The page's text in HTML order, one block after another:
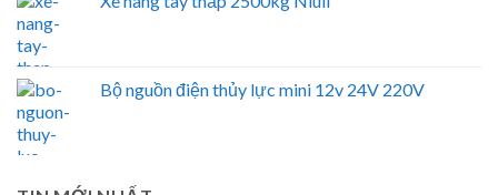
Bộ nguồn điện thủy lực mini 12v 24V 220V